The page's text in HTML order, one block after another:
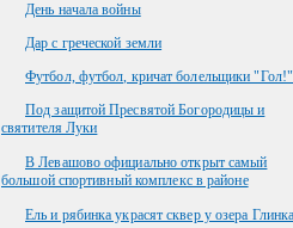
День начала войны
Дар с греческой земли
Футбол, футбол, кричат болельщики "Гол!"
Под защитой Пресвятой Богородицы и
святителя Луки
В Левашово официально открыт самый
большой спортивный комплекс в районе
Ель и рябинка украсят сквер у озера